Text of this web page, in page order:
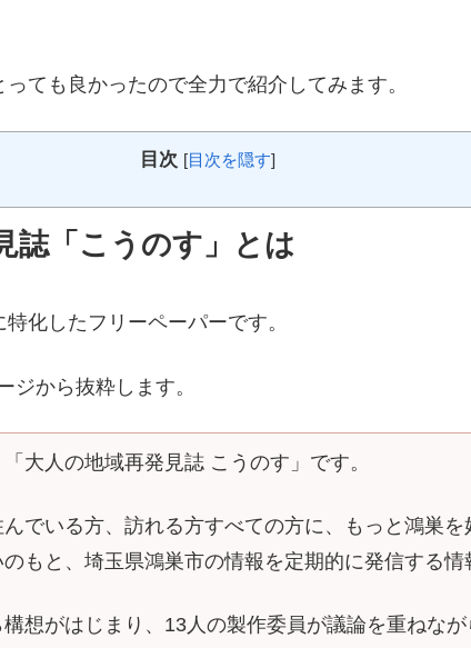
ても良かったので全力で紹介してみます。
目次 [目次を隠す]
誌「こうのす」とは
特化したフリーペーパーです。
ジから抜粋します。
大人の地域再発見誌 こうのす」です。
でいる方、訪れる方すべての方に、もっと鴻巣
もと、埼玉県鴻巣市の情報を定期的に発信する情
想がはじまり、13人の製作委員が議論を重ねな